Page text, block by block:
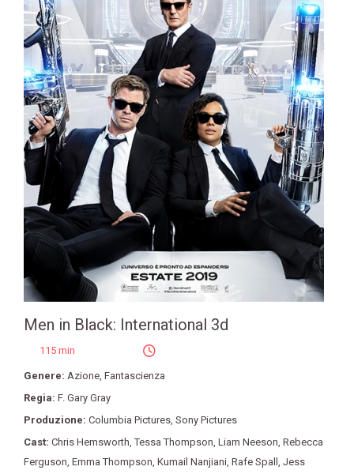
Men in Black: International 3d
115 min
Genere: Azione Fantascienza
Regia: F. Gary Gray
Produzione: Columbia Pictures Sony Pictures
Cast: Chris Hemsworth ,Tessa Thompson Liam Neeson Rebecca
Ferguson Emma Thompson Kumail Nanjiani Rafe Spall
Jess